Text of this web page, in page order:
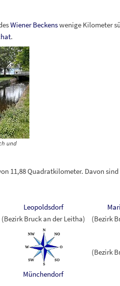
Wiener Beckenswenige Kilometer
.
und
11,88 Quadratkilometer. Davon
Leopoldsdorf
(Bezirk Bruck an der Leitha)
(Bezirk
(Bezirk
Münchendorf